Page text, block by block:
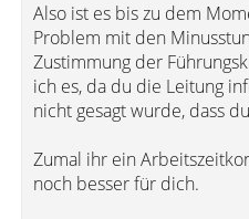
Also ist es bis zu dem
Problem mit den
Zustimmung der
ich es, da du die Leitung
nicht gesagt wurde, dass
Zumal ihr ein
noch besser für dich.